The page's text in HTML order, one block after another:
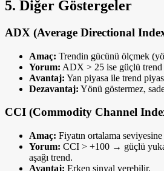
5. Diğer Göstergeler
ADX (Average Directional
Amaç: Trendin gücünü ölçmek
Yorum: ADX > 25 ise güçlü trend
Avantaj: Yan piyasa ile trend
Dezavantaj: Yönü göstermez,
CCI (Commodity Channel
Amaç: Fiyatın ortalama seviyesine
Yorum: CCI > +100 → güçlü
aşağı trend.
Avantaj: Erken sinyal verebilir.